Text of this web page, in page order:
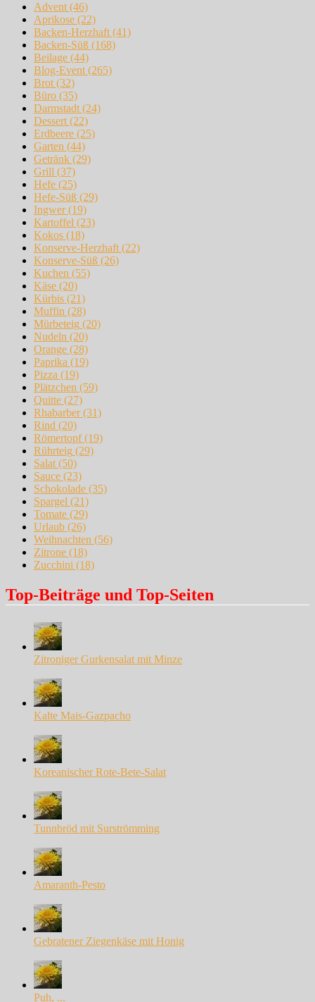
Advent (46)
Aprikose (22)
Backen-Herzhaft (41)
Backen-Süß (168)
Beilage (44)
Blog-Event (265)
Brot (32)
Büro (35)
Darmstadt (24)
Dessert (22)
Erdbeere (25)
Garten (44)
Getränk (29)
Grill (37)
Hefe (25)
Hefe-Süß (29)
Ingwer(19)
Kartoffel (23)
Kokos (18)
Konserve-Herzhaft (22)
Konserve-Süß (26)
Kuchen (55)
Käse (20)
Kürbis (21)
Muffin (28)
Mürbeteig (20)
Nudeln (20)
Orange (28)
Paprika (19)
Pizza (19)
Plätzchen (59)
Quitte (27)
Rhabarber(31)
Rind (20)
Römertopf(19)
Rührteig (29)
Salat (50)
Sauce (23)
Schokolade (35)
Spargel (21)
Tomate (29)
Urlaub (26)
Weihnachten (56)
Zitrone (18)
Zucchini (18)
Top-Beiträge und Top-Seiten
Zitroniger Gurkensalat mit Minze
Kalte Mais-Gazpacho
Koreanischer Rote-Bete-Salat
Tunnbröd mit Surströmming
Amaranth-Pesto
Gebratener Ziegenkäse mit Honig
Puh, ...